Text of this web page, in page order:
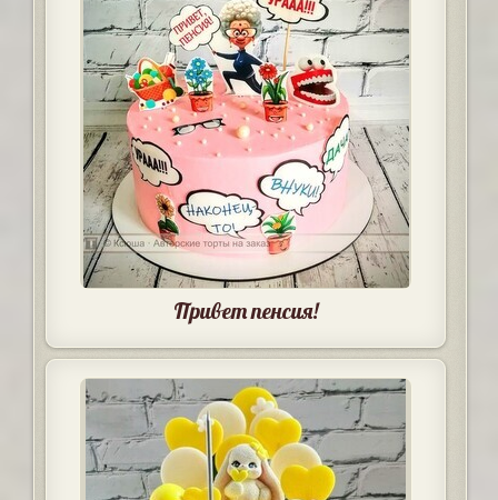
Привет пенсия!